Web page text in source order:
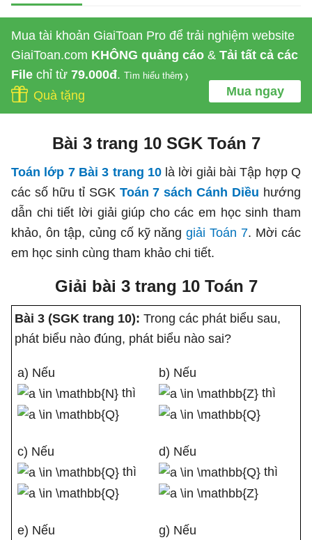
Mua tài khoản GiaiToan Pro để trải nghiệm website
GiaiToan.com KHÔNG quảng cáo & Tải tất cả các
File chỉ từ 79.000đ. Tìm hiểu thêm
Mua ngay
Quà tặng
Bài 3 trang 10 SGK Toán 7
Toán lớp 7 Bài 3 trang 10 là lời giải bài Tập hợp Q
các số hữu tỉ SGK Toán 7 sách Cánh Diều hướng
dẫn chi tiết lời giải giúp cho các em học sinh tham
khảo, ôn tập, củng cố kỹ nănggiải Toán 7. Mời các
em học sinh cùng tham khảo chi tiết.
Giải bài 3 trang 10 Toán 7
Bài 3 (SGK trang 10): Trong các phát biểu sau,
phát biểu nào đúng, phát biểu nào sai?
a) Nếu
thì
b) Nếu
thì
c) Nếu
thì
d) Nếu
thì
e) Nếu
g) Nếu